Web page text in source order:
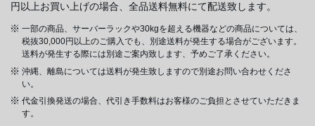
円以上お買い上げの場合、全品送料無料にて配送致します。
一部の商品、サーバーラックや30kgを超える機器などの商品については、
税抜30,000円以上のご購入でも、別途送料が発生する場合がございます。
送料が発生する際には別途ご案内致します、予めご了承ください。
沖縄、離島については送料が発生致しますので別途お問い合わせくださ
い。
代金引換発送の場合、代引き手数料はお客様のご負担とさせていただきま
す。